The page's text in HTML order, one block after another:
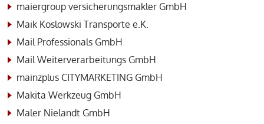
maiergroup versicherungsmakler GmbH
Maik Koslowski Transporte e.K.
Mail Professionals GmbH
Mail Weiterverarbeitungs GmbH
mainzplus CITYMARKETING GmbH
Makita Werkzeug GmbH
Maler Nielandt GmbH